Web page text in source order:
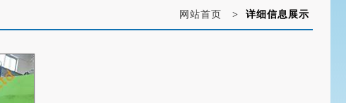
网站首页 > 详细信息展示